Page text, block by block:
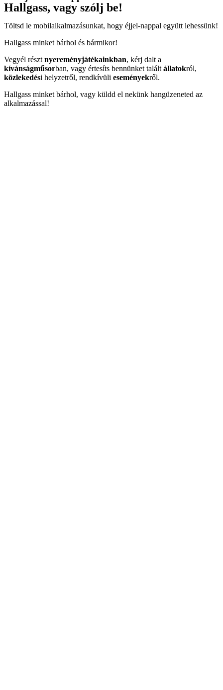
Hallgass, vagy szólj be!
Töltsd le mobilalkalmazásunkat, hogy éjjel-nappal együtt lehessünk!
Hallgass minket bárhol és bármikor!
Vegyél részt nyereményjátékainkban, kérj dalt a
kívánságműsorban, vagy értesíts bennünket talált állatokról,
közlekedési helyzetről, rendkívüli eseményekről.
Hallgass minket bárhol, vagy küldd el nekünk hangüzeneted az
alkalmazással!